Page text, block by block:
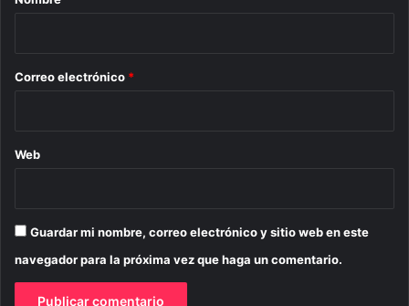
*
Correo electrónico *
Web
Guardar mi nombre, correo electrónico y sitio web en este
navegador para la próxima vez que haga un comentario.